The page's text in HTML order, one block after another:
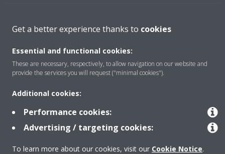
Produktet
Politika e privatësisë së të dhënave
Data Act
Get a better experience thanks to cookies
Essential and functional cookies:
These are necessary, respectively, to allow navigation on our website and
provide the services you will request ("minimal cookies").
Additional cookies:
Performance cookies:
Advertising / targeting cookies:
To learn more about our cookies, visit our Cookie Notice.